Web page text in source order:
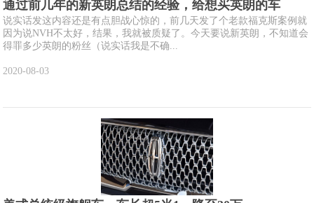
通过前几年的新英朗总结的经验，给想买英朗的车
说实话发这内容还是有点胆战心惊的，前几天发了个老款福克斯案例就
因为说NVH不太好，结果，我就被质疑了。今天要说新英朗，不知道会
得罪多少英朗的粉丝（说实话我是不确...
2020-08-03